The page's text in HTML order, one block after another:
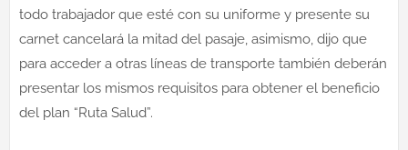
todo trabajador que esté con su uniforme y presente su
carnet cancelará la mitad del pasaje, asimismo, dijo que
para acceder a otras líneas de transporte también deberán
presentar los mismos requisitos para obtener el beneficio
del plan “Ruta Salud”.